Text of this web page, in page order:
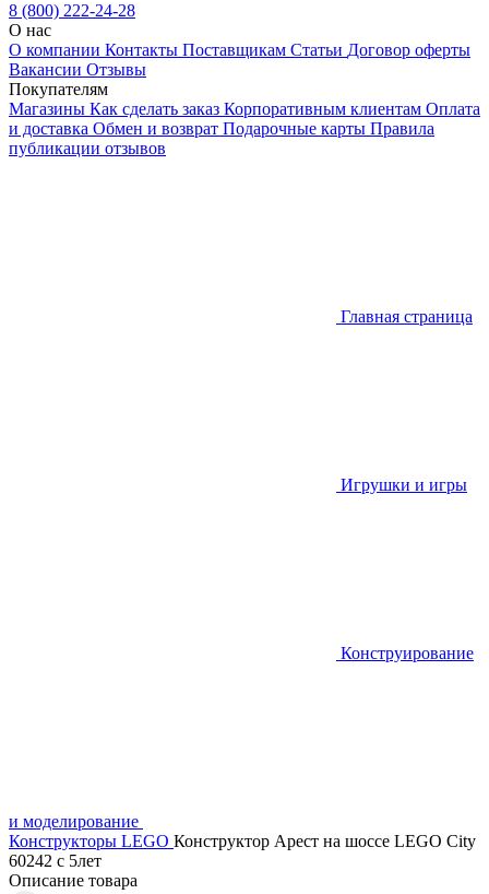
8 (800) 222-24-28
О нас
О компании Контакты Поставщикам Статьи Договор оферты
Вакансии Отзывы
Покупателям
Магазины Как сделать заказ Корпоративным клиентам Оплата
и доставка Обмен и возврат Подарочные карты Правила
публикации отзывов
Главная страница
Игрушки и игры
Конструирование
и моделирование
Конструкторы LEGO Конструктор Арест на шоссе LEGO City
60242 с 5лет
Описание товара